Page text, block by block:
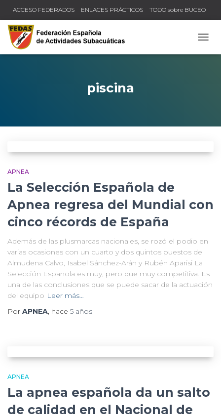
ACCESO FEDERADOS ENLACES PRÁCTICOS TODO sobre BUCEO
COMPRUEBA TU TÍTULO Y LICENCIA
piscina
APNEA
La Selección Española de
Apnea regresa del Mundial con
cinco récords de España
Además de las plusmarcas nacionales, se rozó el podio en
varias ocasiones con un cuarto y dos quintos puestos de
Almudena Calvo, Isabel Sánchez-Arán y Rubén Aparisi La
Selección Española es muy, pero que muy competitiva. Es
una de las conclusiones que se puede sacar de la actuación
del equipo Leer más…
Por APNEA, hace 5 años
APNEA
La apnea española da un salto
de calidad en el Nacional de